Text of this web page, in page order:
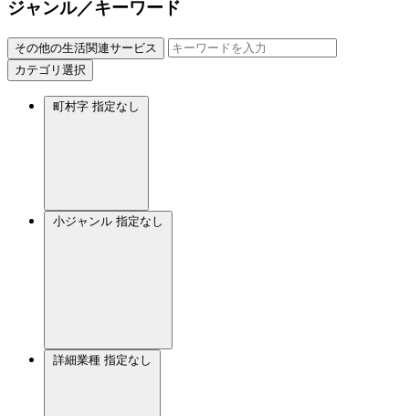
ジャンル／キーワード
その他の生活関連サービス
カテゴリ選択
町村字 指定なし
小ジャンル 指定なし
詳細業種 指定なし